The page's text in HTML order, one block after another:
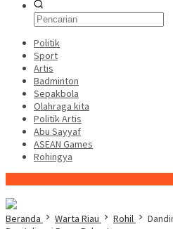
Politik
Sport
Artis
Badminton
Sepakbola
Olahraga kita
Politik Artis
Abu Sayyaf
ASEAN Games
Rohingya
Beranda Warta Riau Rohil